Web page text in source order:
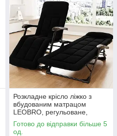
Розкладне крісло ліжко з
вбудованим матрацом
LEOBRO, регульоване,
178×66 см, до 150 кг, Black
(LB-FCB-G3-BLK)
Готово до відправки більше 5
од.